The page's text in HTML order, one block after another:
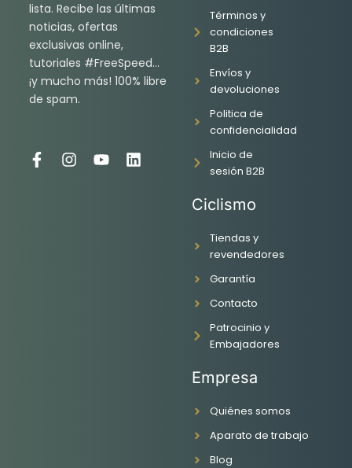
lista. Recibe las últimas
noticias, ofertas
exclusivas online,
tutoriales #FreeSpeed…
¡y mucho más! 100% libre
de spam.
F
I
Y
L
Términos y
condiciones
B2B
Envíos y
devoluciones
Politica de
confidencialidad
Inicio de
sesión B2B
Ciclismo
Tiendas y
revendedores
Garantía
Contacto
Patrocinio y
Embajadores
Empresa
Quiénes somos
Aparato de trabajo
Blog